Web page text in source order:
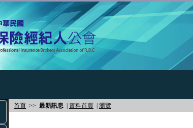
首頁 >> 最新訊息 資料首頁 瀏覽